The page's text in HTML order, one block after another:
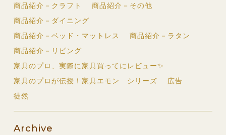
商品紹介－クラフト
商品紹介－その他
商品紹介－ダイニング
商品紹介－ベッド・マットレス
商品紹介－ラタン
商品紹介－リビング
家具のプロ、実際に家具買ってにレビュー✨
家具のプロが伝授！家具エモン シリーズ
広告
徒然
Archive